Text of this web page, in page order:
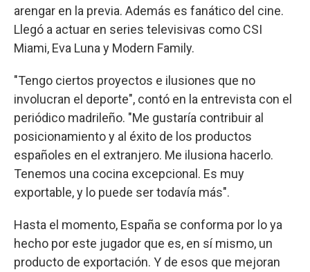
arengar en la previa. Además es fanático del cine.
Llegó a actuar en series televisivas como CSI
Miami, Eva Luna y Modern Family.
"Tengo ciertos proyectos e ilusiones que no
involucran el deporte", contó en la entrevista con el
periódico madrileño. "Me gustaría contribuir al
posicionamiento y al éxito de los productos
españoles en el extranjero. Me ilusiona hacerlo.
Tenemos una cocina excepcional. Es muy
exportable, y lo puede ser todavía más".
Hasta el momento, España se conforma por lo ya
hecho por este jugador que es, en sí mismo, un
producto de exportación. Y de esos que mejoran